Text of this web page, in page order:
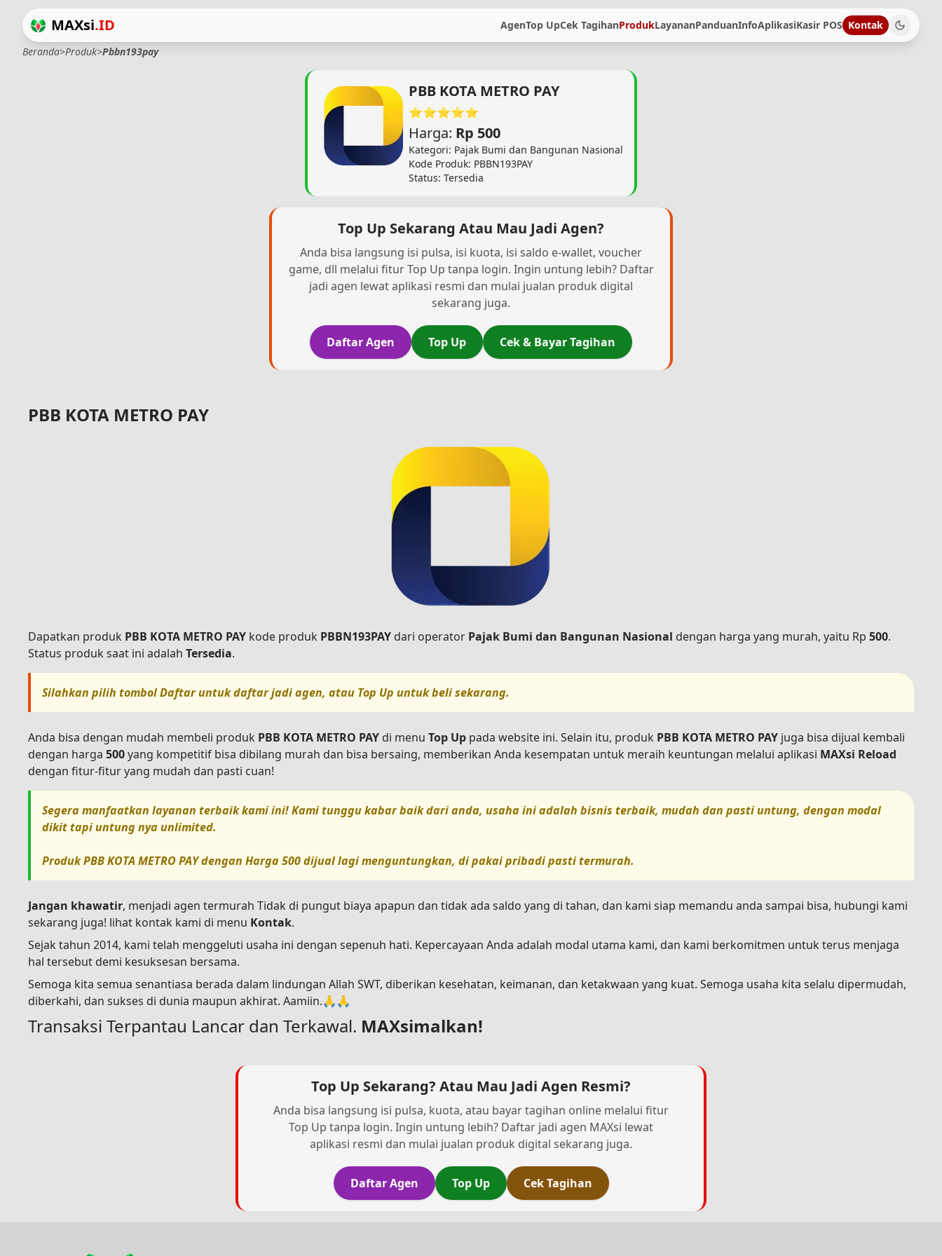
MAXsi.ID AgenTop UpCek TagihanProdukLayananPanduanInfoAplikasiKasir POS Kontak
Beranda>Produk>Pbbn193pay
PBB KOTA METRO PAY
⭐⭐⭐⭐⭐
Harga: Rp 500
Kategori: Pajak Bumi dan Bangunan Nasional
Kode Produk: PBBN193PAY
Status: Tersedia
Top Up Sekarang Atau Mau Jadi Agen?
Anda bisa langsung isi pulsa, isi kuota, isi saldo e-wallet, voucher
game, dll melalui fitur Top Up tanpa login. Ingin untung lebih? Daftar
jadi agen lewat aplikasi resmi dan mulai jualan produk digital
sekarang juga.
Daftar Agen Top Up Cek & Bayar Tagihan
PBB KOTA METRO PAY
Dapatkan produk PBB KOTA METRO PAY kode produk PBBN193PAY dari operator Pajak Bumi dan Bangunan Nasional dengan harga yang murah, yaitu Rp 500.
Status produk saat ini adalah Tersedia.
Silahkan pilih tombolDaftaruntuk daftar jadi agen, atau Top Up untuk beli sekarang.
Anda bisa dengan mudah membeli produk PBB KOTA METRO PAY di menu Top Up pada website ini. Selain itu, produk PBB KOTA METRO PAY juga bisa dijual kembali
dengan harga 500yang kompetitif bisa dibilang murah dan bisa bersaing, memberikan Anda kesempatan untuk meraih keuntungan melalui aplikasi MAXsi Reload
dengan fitur-fitur yang mudah dan pasti cuan!
Segera manfaatkan layanan terbaik kami ini! Kami tunggu kabar baik dari anda, usaha ini adalah bisnis terbaik, mudah dan pasti untung, dengan modal
dikit tapi untung nya unlimited.
ProdukPBB KOTA METRO PAYdengan Harga500dijual lagi menguntungkan, di pakai pribadi pasti termurah.
Jangan khawatir, menjadi agen termurah Tidak di pungut biaya apapun dan tidak ada saldo yang di tahan, dan kami siap memandu anda sampai bisa, hubungi kami
sekarang juga! lihat kontak kami di menu Kontak.
Sejak tahun 2014, kami telah menggeluti usaha ini dengan sepenuh hati. Kepercayaan Anda adalah modal utama kami, dan kami berkomitmen untuk terus menjaga
hal tersebut demi kesuksesan bersama.
Semoga kita semua senantiasa berada dalam lindungan Allah SWT, diberikan kesehatan, keimanan, dan ketakwaan yang kuat. Semoga usaha kita selalu dipermudah,
diberkahi, dan sukses di dunia maupun akhirat. Aamiin.🙏🙏
Transaksi Terpantau Lancar dan Terkawal. MAXsimalkan!
Top Up Sekarang? Atau Mau Jadi Agen Resmi?
Anda bisa langsung isi pulsa, kuota, atau bayar tagihan online melalui fitur
Top Up tanpa login. Ingin untung lebih? Daftar jadi agen MAXsi lewat
aplikasi resmi dan mulai jualan produk digital sekarang juga.
Daftar Agen Top Up Cek Tagihan